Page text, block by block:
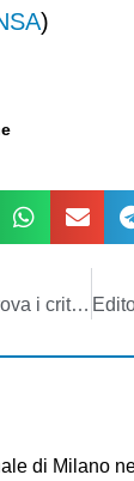
)
Tv. L’Agcom approva i criteri per la completa digitalizzazione delle reti televisive nazionali
di Milano